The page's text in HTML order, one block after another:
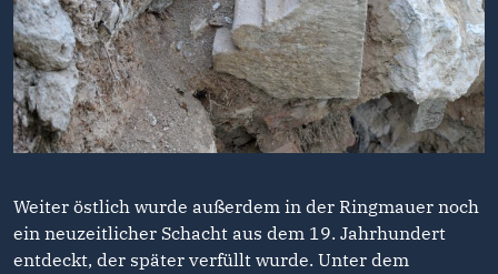
Weiter östlich wurde außerdem in der Ringmauer noch
ein neuzeitlicher Schacht aus dem 19. Jahrhundert
entdeckt, der später verfüllt wurde. Unter dem